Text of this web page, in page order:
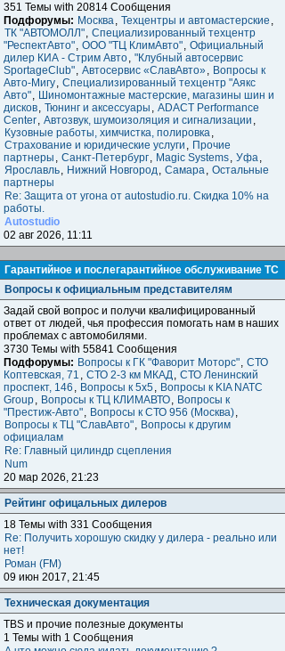
351 Темы with 20814 Сообщения
Подфорумы: Москва, Техцентры и автомастерские ,
ТК "АВТОМОЛЛ", Специализированный техцентр
"РеспектАвто", ООО "ТЦ КлимАвто", Официальный
дилер КИА - Стрим Авто, "Клубный автосервис
SportageClub", Автосервис «СлавАвто», Вопросы к
Авто-Мигу, Специализированный техцентр "Аякс
Авто", Шиномонтажные мастерские, магазины шин и
дисков, Тюнинг и аксессуары , ADACT Performance
Center, Автозвук, шумоизоляция и сигнализации ,
Кузовные работы, химчистка, полировка,
Страхование и юридические услуги , Прочие
партнеры , Санкт-Петербург, Magic Systems, Уфа,
Ярославль, Нижний Новгород, Самара, Остальные
партнеры
Re: Защита от угона от autostudio.ru. Скидка 10% на
работы.
Autostudio
02 авг 2026, 11:11
Гарантийное и послегарантийное обслуживание ТС
Вопросы к официальным представителям
Задай свой вопрос и получи квалифицированный
ответ от людей, чья профессия помогать нам в наших
проблемах с автомобилями.
3730 Темы with 55841 Сообщения
Подфорумы: Вопросы к ГК "Фаворит Моторс", СТО
Коптевская, 71 , СТО 2-3 км МКАД, СТО Ленинский
проспект, 146 , Вопросы к 5x5, Вопросы к KIA NATC
Group, Вопросы к ТЦ КЛИМАВТО, Вопросы к
"Престиж-Авто", Вопросы к СТО 956 (Москва),
Вопросы к ТЦ "СлавАвто", Вопросы к другим
официалам
Re: Главный цилиндр сцепления
Num
20 мар 2026, 21:23
Рейтинг офицальных дилеров
18 Темы with 331 Сообщения
Re: Получить хорошую скидку у дилера - реально или
нет!
Роман (FM)
09 июн 2017, 21:45
Техническая документация
TBS и прочие полезные документы
1 Темы with 1 Сообщения